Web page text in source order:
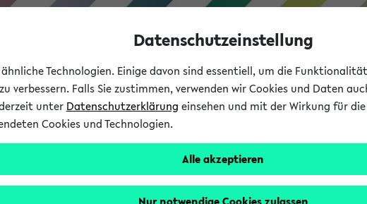
Studium
Studiengänge
Datenschutzeinstellung
Technologien. Einige davon sind essentiell, um die
verbessern. Falls Sie zustimmen, verwenden wir Cookies und Daten
unter Datenschutzerklärung einsehen und mit der Wirkung für
Cookies und Technologien.
Alle akzeptieren